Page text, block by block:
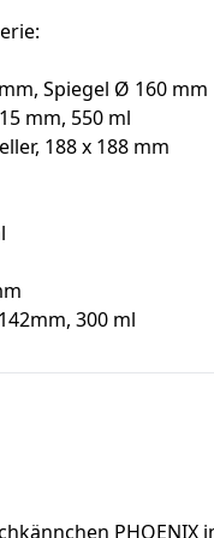
Spiegel Ø 160 mm
mm, 550 ml
188 x 188 mm
300 ml
PHOENIX